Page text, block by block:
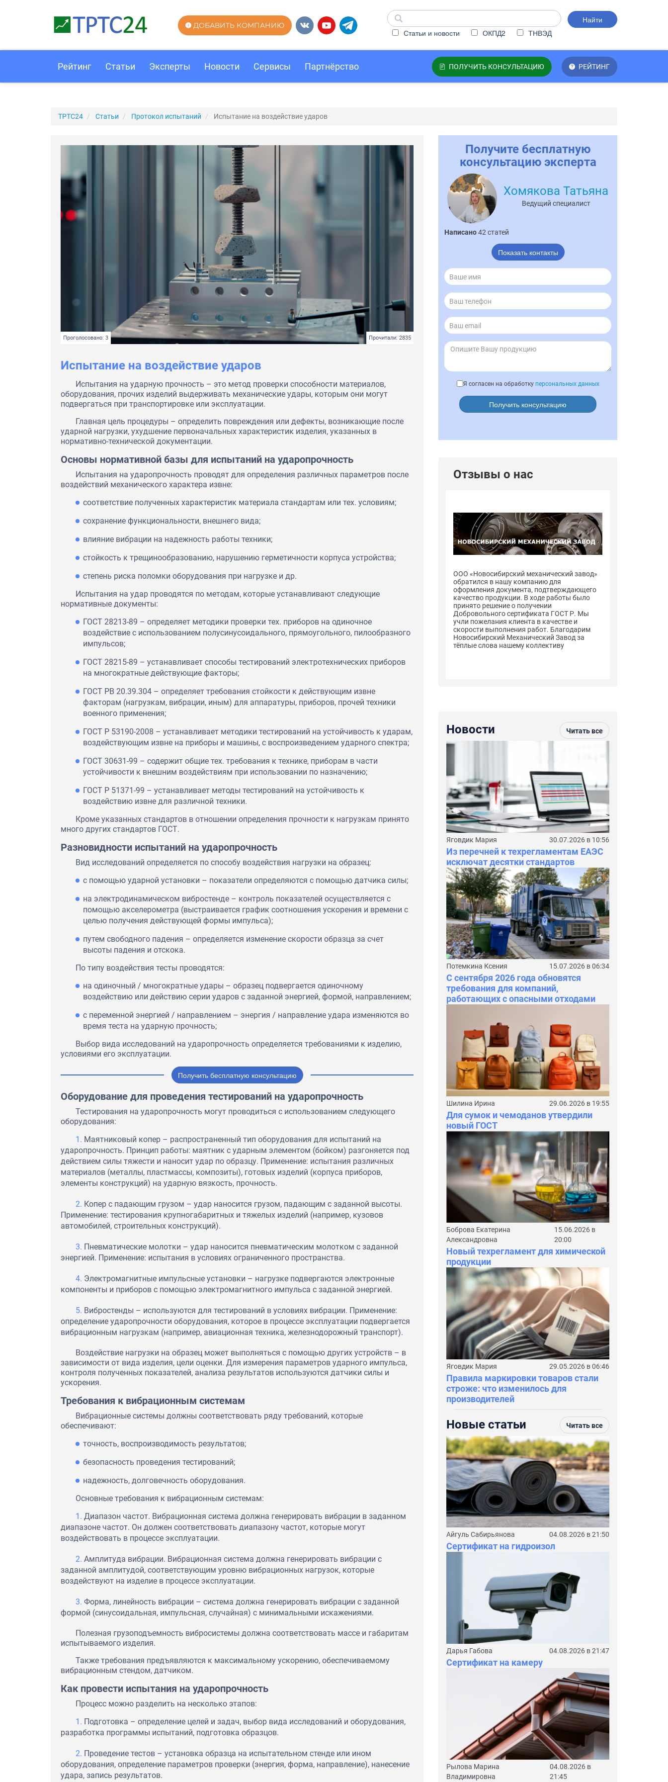
Найти
Статьи и новости
ОКПД2 ТНВЭД
ДОБАВИТЬ КОМПАНИЮ
ПОЛУЧИТЬ КОНСУЛЬТАЦИЮ РЕЙТИНГ
Рейтинг Статьи Эксперты Новости Сервисы Партнёрство
ТРТС24 Статьи Протокол испытаний Испытание на воздействие ударов
Проголосовано: 3 Прочитали: 2835
Испытание на воздействие ударов
Испытания на ударную прочность – это метод проверки способности материалов,
оборудования, прочих изделий выдерживать механические удары, которым они могут
подвергаться при транспортировке или эксплуатации.
Главная цель процедуры – определить повреждения или дефекты, возникающие после
ударной нагрузки, ухудшение первоначальных характеристик изделия, указанных в
нормативно-технической документации.
Основы нормативной базы для испытаний на ударопрочность
Испытания на ударопрочность проводят для определения различных параметров после
воздействий механического характера извне:
соответствие полученных характеристик материала стандартам или тех. условиям;
сохранение функциональности, внешнего вида;
влияние вибрации на надежность работы техники;
стойкость к трещинообразованию, нарушению герметичности корпуса устройства;
степень риска поломки оборудования при нагрузке и др.
Испытания на удар проводятся по методам, которые устанавливают следующие
нормативные документы:
ГОСТ 28213-89 – определяет методики проверки тех. приборов на одиночное
воздействие с использованием полусинусоидального, прямоугольного, пилообразного
импульсов;
ГОСТ 28215-89 – устанавливает способы тестирований электротехнических приборов
на многократные действующие факторы;
ГОСТ РВ 20.39.304 – определяет требования стойкости к действующим извне
факторам (нагрузкам, вибрации, иным) для аппаратуры, приборов, прочей техники
военного применения;
ГОСТ Р 53190-2008 – устанавливает методики тестирований на устойчивость к ударам,
воздействующим извне на приборы и машины, с воспроизведением ударного спектра;
ГОСТ 30631-99 – содержит общие тех. требования к технике, приборам в части
устойчивости к внешним воздействиям при использовании по назначению;
ГОСТ Р 51371-99 – устанавливает методы тестирований на устойчивость к
воздействию извне для различной техники.
Кроме указанных стандартов в отношении определения прочности к нагрузкам принято
много других стандартов ГОСТ.
Разновидности испытаний на ударопрочность
Вид исследований определяется по способу воздействия нагрузки на образец:
с помощью ударной установки – показатели определяются с помощью датчика силы;
на электродинамическом вибростенде – контроль показателей осуществляется с
помощью акселерометра (выстраивается график соотношения ускорения и времени с
целью получения действующей формы импульса);
путем свободного падения – определяется изменение скорости образца за счет
высоты падения и отскока.
По типу воздействия тесты проводятся:
на одиночный / многократные удары – образец подвергается одиночному
воздействию или действию серии ударов с заданной энергией, формой, направлением;
с переменной энергией / направлением – энергия / направление удара изменяются во
время теста на ударную прочность;
Выбор вида исследований на ударопрочность определяется требованиями к изделию,
условиями его эксплуатации.
Получить бесплатную консультацию
Оборудование для проведения тестирований на ударопрочность
Тестирования на ударопрочность могут проводиться с использованием следующего
оборудования:
Маятниковый копер – распространенный тип оборудования для испытаний на
ударопрочность. Принцип работы: маятник с ударным элементом (бойком) разгоняется под
действием силы тяжести и наносит удар по образцу. Применение: испытания различных
материалов (металлы, пластмассы, композиты), готовых изделий (корпуса приборов,
элементы конструкций) на ударную вязкость, прочность.
Копер с падающим грузом – удар наносится грузом, падающим с заданной высоты.
Применение: тестирования крупногабаритных и тяжелых изделий (например, кузовов
автомобилей, строительных конструкций).
Пневматические молотки – удар наносится пневматическим молотком с заданной
энергией. Применение: испытания в условиях ограниченного пространства.
Электромагнитные импульсные установки – нагрузке подвергаются электронные
компоненты и приборов с помощью электромагнитного импульса с заданной энергией.
Вибростенды – используются для тестирований в условиях вибрации. Применение:
определение ударопрочности оборудования, которое в процессе эксплуатации подвергается
вибрационным нагрузкам (например, авиационная техника, железнодорожный транспорт).
Воздействие нагрузки на образец может выполняться с помощью других устройств – в
зависимости от вида изделия, цели оценки. Для измерения параметров ударного импульса,
контроля полученных показателей, анализа результатов используются датчики силы и
ускорения.
Требования к вибрационным системам
Вибрационные системы должны соответствовать ряду требований, которые
обеспечивают:
точность, воспроизводимость результатов;
безопасность проведения тестирований;
надежность, долговечность оборудования.
Основные требования к вибрационным системам:
Диапазон частот. Вибрационная система должна генерировать вибрации в заданном
диапазоне частот. Он должен соответствовать диапазону частот, которые могут
воздействовать в процессе эксплуатации.
Амплитуда вибрации. Вибрационная система должна генерировать вибрации с
заданной амплитудой, соответствующим уровню вибрационных нагрузок, которые
воздействуют на изделие в процессе эксплуатации.
Форма, линейность вибрации – система должна генерировать вибрации с заданной
формой (синусоидальная, импульсная, случайная) с минимальными искажениями.
Полезная грузоподъемность вибросистемы должна соответствовать массе и габаритам
испытываемого изделия.
Также требования предъявляются к максимальному ускорению, обеспечиваемому
вибрационным стендом, датчиком.
Как провести испытания на ударопрочность
Процесс можно разделить на несколько этапов:
Подготовка – определение целей и задач, выбор вида исследований и оборудования,
разработка программы испытаний, подготовка образцов.
Проведение тестов – установка образца на испытательном стенде или ином
оборудования, определение параметров проверки (энергия, форма, направление), нанесение
удара, запись результатов.
Получите бесплатную
консультацию эксперта
Хомякова Татьяна
Ведущий специалист
Написано42 статей
Показать контакты
Я согласен на обработку персональных данных
Получить консультацию
Отзывы о нас
ООО «Новосибирский механический завод»
обратился в нашу компанию для
качество продукции. В ходе работы было
принято решение о получении
учли пожелания клиента в качестве и
скорости выполнения работ. Благодарим
Новосибирский Механический Завод за
ООО «Новосибирский механический завод»
обратился в нашу компанию для
качество продукции. В ходе работы было
учли пожелания клиента в качестве и
скорости выполнения работ. Благодарим
Новосибирский Механический Завод за
ООО «Новосибирский механический завод»
обратился в нашу компанию для
оформления документа, подтверждающего
качество продукции. В ходе работы было
принято решение о получении
Добровольного сертификата ГОСТ Р. Мы
учли пожелания клиента в качестве и
скорости выполнения работ. Благодарим
Новосибирский Механический Завод за
тёплые слова нашему коллективу
Новости Читать все
Яговдик Мария 30.07.2026 в 10:56
Из перечней к техрегламентам ЕАЭС
исключат десятки стандартов
Потемкина Ксения 15.07.2026 в 06:34
С сентября 2026 года обновятся
требования для компаний,
работающих с опасными отходами
Шилина Ирина 29.06.2026 в 19:55
Для сумок и чемоданов утвердили
новый ГОСТ
Боброва Екатерина
Александровна
15.06.2026 в
20:00
Новый техрегламент для химической
продукции
Яговдик Мария 29.05.2026 в 06:46
Правила маркировки товаров стали
строже: что изменилось для
производителей
Новые статьи Читать все
Айгуль Сабирьянова 04.08.2026 в 21:50
Сертификат на гидроизол
Дарья Габова 04.08.2026 в 21:47
Сертификат на камеру
Рылова Марина
Владимировна
04.08.2026 в
21:45